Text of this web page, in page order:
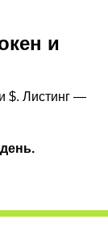
и
$. Листинг —